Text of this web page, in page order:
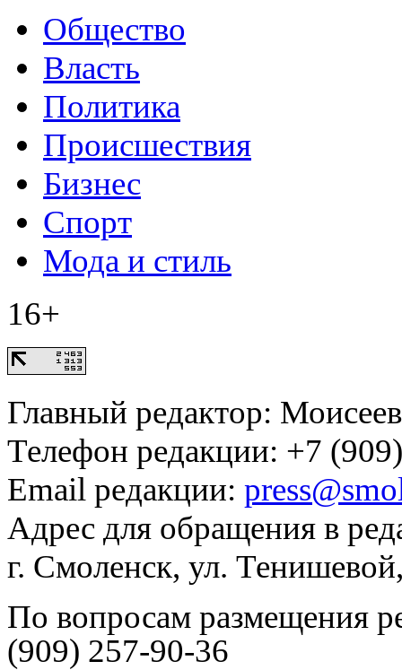
Общество
Власть
Политика
Происшествия
Бизнес
Спорт
Мода и стиль
16+
Главный редактор:
Телефон редакции: +7
Email редакции:
Адрес для обращения в
г. Смоленск, ул.
По вопросам размещения
(909) 257-90-36